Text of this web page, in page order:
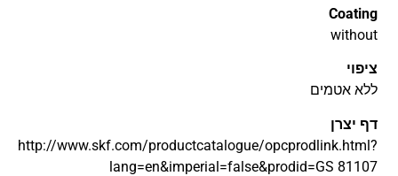
Coating
without
ציפוי
ללא אטמים
דף יצרן
http://www.skf.com/productcatalogue/opcprodlink.html?
lang=en&imperial=false&prodid=GS 81107